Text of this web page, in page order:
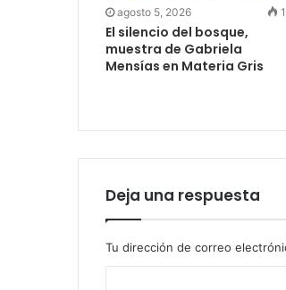
agosto 5, 2026
El silencio del bosque,
muestra de Gabriela
Mensías en Materia Gris
Deja una respuesta
Tu dirección de correo